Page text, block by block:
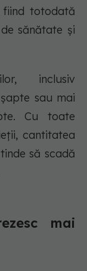
fiind totodată
sănătate și
inclusiv
sau mai
Cu toate
cantitatea
să scadă
mai